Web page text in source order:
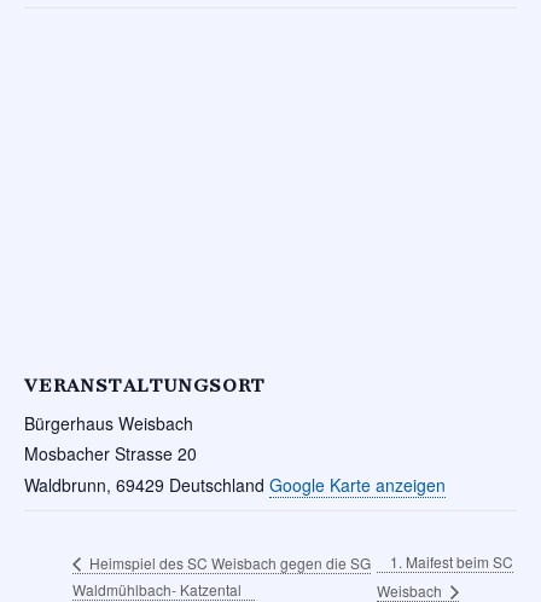
VERANSTALTUNGSORT
Bürgerhaus Weisbach
Mosbacher Strasse 20
Waldbrunn, 69429 Deutschland Google Karte anzeigen
Heimspiel des SC Weisbach gegen die SG
Waldmühlbach- Katzental
1. Maifest beim SC
Weisbach